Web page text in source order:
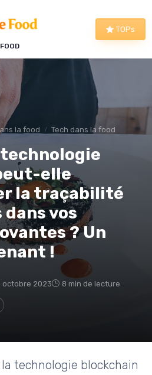
TOPs
la food Tech dans la food
elle
la traçabilité
vos
? Un
!
octobre 2023 8 min de lecture
technologie blockchain